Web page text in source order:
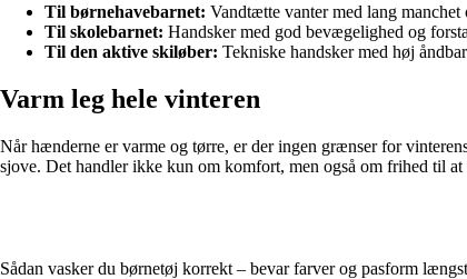
Til børnehavebarnet: Vandtætte vanter med lang
Til skolebarnet: Handsker med god bevægelighed og
Til den aktive skiløber: Tekniske handsker med høj
Varm leg hele vinteren
Når hænderne er varme og tørre, er der ingen grænser for
sjove. Det handler ikke kun om komfort, men også om frihed til
Sådan vasker du børnetøj korrekt – bevar farver og pasform